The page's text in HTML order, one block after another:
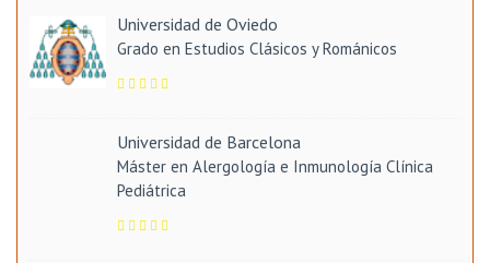
Universidad de Oviedo
Grado en Estudios Clásicos y Románicos
Universidad de Barcelona
Máster en Alergología e Inmunología Clínica
Pediátrica